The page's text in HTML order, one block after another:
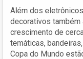
Além dos
decorativos também
crescimento de
temáticas,
Copa do Mundo